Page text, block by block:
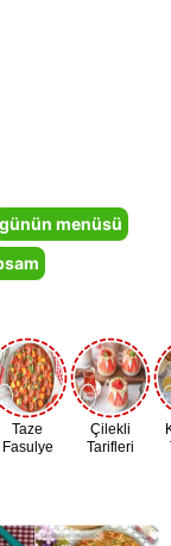
günün menüsü
Taze
Fasulye
Çilekli
Tarifleri